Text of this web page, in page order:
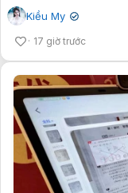
Kiều My ✔
17 giờ trước